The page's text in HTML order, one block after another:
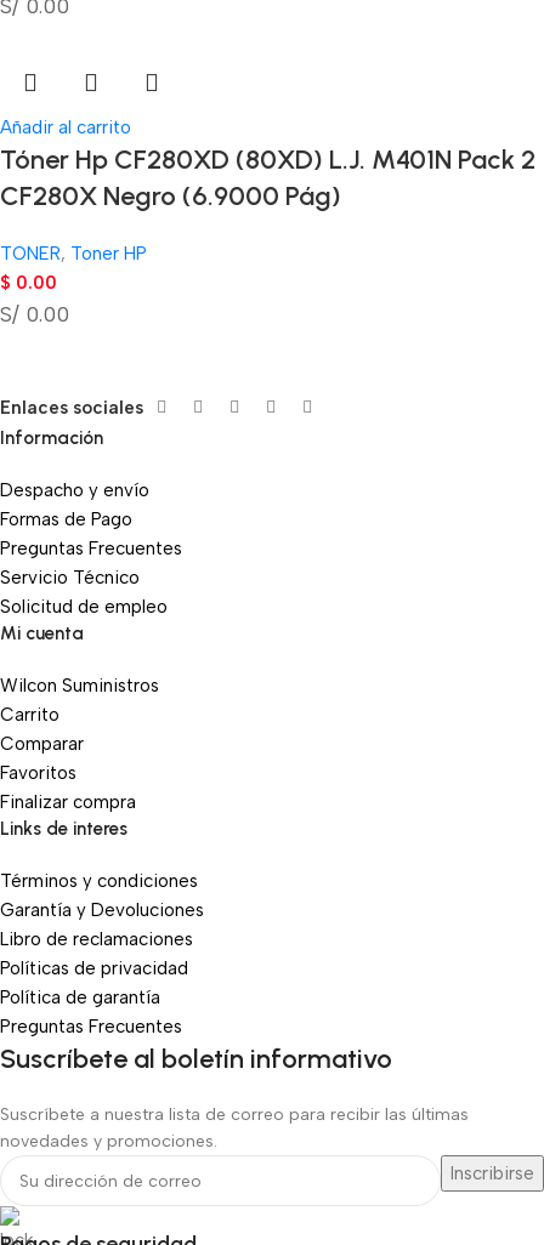
S/ 0.00
Añadir al carrito
Tóner Hp CF280XD (80XD) L.J. M401N Pack 2
CF280X Negro (6.9000 Pág)
TONER, Toner HP
$ 0.00
S/ 0.00
Enlaces sociales
Información
Despacho y envío
Formas de Pago
Preguntas Frecuentes
Servicio Técnico
Solicitud de empleo
Mi cuenta
Wilcon Suministros
Carrito
Comparar
Favoritos
Finalizar compra
Links de interes
Términos y condiciones
Garantía y Devoluciones
Libro de reclamaciones
Políticas de privacidad
Política de garantía
Preguntas Frecuentes
Suscríbete al boletín informativo
Suscríbete a nuestra lista de correo para recibir las últimas
novedades y promociones.